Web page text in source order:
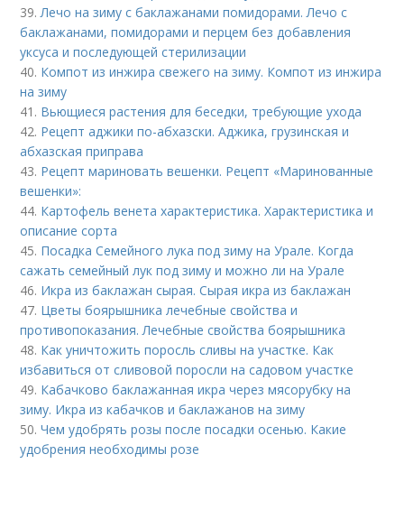
39.Лечо на зиму с баклажанами помидорами. Лечо с
баклажанами, помидорами и перцем без добавления
уксуса и последующей стерилизации
40. Компот из инжира свежего на зиму. Компот из инжира
на зиму
41. Вьющиеся растения для беседки, требующие ухода
42. Рецепт аджики по-абхазски. Аджика, грузинская и
абхазская приправа
43. Рецепт мариновать вешенки. Рецепт «Маринованные
вешенки»:
44. Картофель венета характеристика. Характеристика и
описание сорта
45. Посадка Семейного лука под зиму на Урале. Когда
сажать семейный лук под зиму и можно ли на Урале
46. Икра из баклажан сырая. Сырая икра из баклажан
47. Цветы боярышника лечебные свойства и
противопоказания. Лечебные свойства боярышника
48. Как уничтожить поросль сливы на участке. Как
избавиться от сливовой поросли на садовом участке
49. Кабачково баклажанная икра через мясорубку на
зиму. Икра из кабачков и баклажанов на зиму
50.Чем удобрять розы после посадки осенью. Какие
удобрения необходимы розе